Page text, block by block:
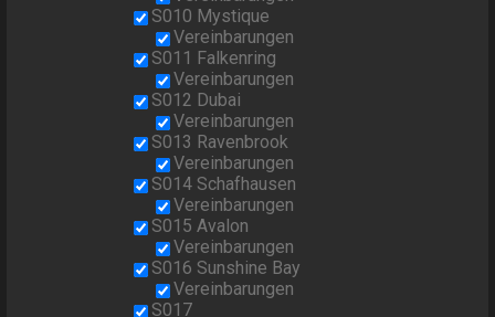
S010 Mystique
Vereinbarungen
S011 Falkenring
Vereinbarungen
S012 Dubai
Vereinbarungen
S013 Ravenbrook
Vereinbarungen
S014 Schafhausen
Vereinbarungen
S015 Avalon
Vereinbarungen
S016 Sunshine Bay
Vereinbarungen
S017